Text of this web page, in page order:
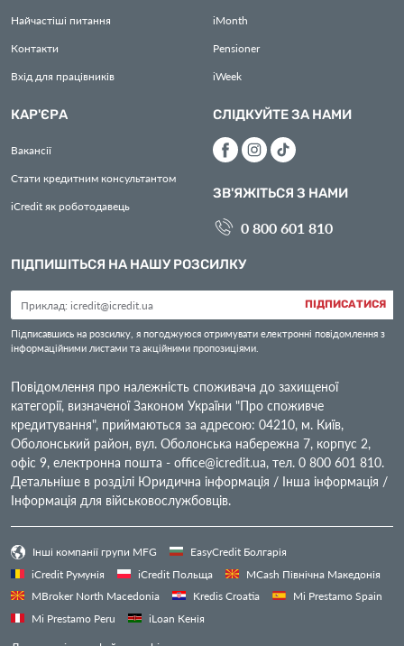
Найчастіші питання
Контакти
Вхід для працівників
iMonth
Pensioner
iWeek
КАР'ЄРА
Вакансії
Стати кредитним консультантом
iCredit як роботодавець
СЛІДКУЙТЕ ЗА НАМИ
ЗВ'ЯЖІТЬСЯ З НАМИ
0 800 601 810
ПІДПИШІТЬСЯ НА НАШУ РОЗСИЛКУ
ПІДПИСАТИСЯ
Підписавшись на розсилку, я погоджуюся отримувати електронні повідомлення з
інформаційними листами та акційними пропозиціями.
Повідомлення про належність споживача до захищеної
категорії, визначеної Законом України "Про споживче
кредитування", приймаються за адресою: 04210, м. Київ,
Оболонський район, вул. Оболонська набережна 7, корпус 2,
офіс 9, електронна пошта - office@icredit.ua, тел. 0 800 601 810.
Детальніше в розділі Юридична інформація / Інша інформація /
Інформація для військовослужбовців.
Інші компанії групи MFG
EasyCredit Болгарія
iCredit Румунія
iCredit Польща
MCash Північна Македонія
MBroker North Macedonia
Kredis Croatia
Mi Prestamo Spain
Mi Prestamo Peru
iLoan Кенія